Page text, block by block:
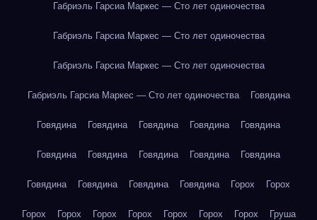
Габриэль Гарсиа Маркес — Сто лет одиночества
Габриэль Гарсиа Маркес — Сто лет одиночества
Габриэль Гарсиа Маркес — Сто лет одиночества
Габриэль Гарсиа Маркес — Сто лет одиночества Говядина
Говядина Говядина Говядина Говядина Говядина
Говядина Говядина Говядина Говядина Говядина
Говядина Говядина Говядина Говядина Горох Горох
Горох Горох Горох Горох Горох Горох Горох Груша